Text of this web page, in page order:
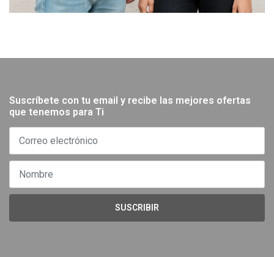
Suscríbete con tu email y recibe las mejores ofertas
que tenemos para Ti
SUSCRIBIR